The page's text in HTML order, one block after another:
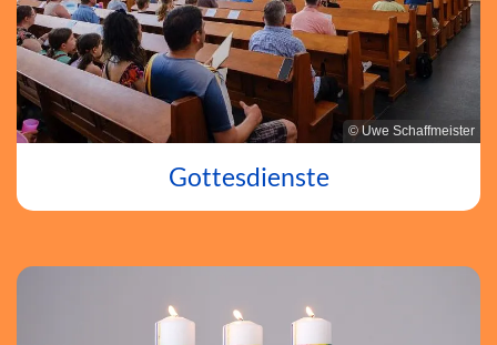
© Uwe Schaffmeister
Gottesdienste